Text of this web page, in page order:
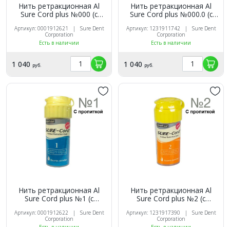
Нить ретракционная Al
Sure Cord plus №000 (с
Артикул: 0001912621 | Sure Dent
Corporation
Есть в наличии
1 040 руб.
Нить ретракционная Al
Sure Cord plus №000.0 (с
Артикул: 1231911742 | Sure Dent
Corporation
Есть в наличии
1 040 руб.
Нить ретракционная Al
Sure Cord plus №1 (с
Артикул: 0001912622 | Sure Dent
Corporation
Нить ретракционная Al
Sure Cord plus №2 (с
Артикул: 1231917390 | Sure Dent
Corporation